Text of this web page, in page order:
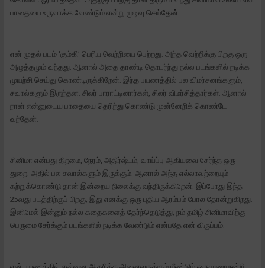
பாதையை உருவாக்க வேண்டும் என்று முடிவு செய்தேன்.
என் முதல் படம் ‘கும்கி’ பெரிய வெற்றியை பெற்றது. அந்த வெற்றிக்கு பிறகு ஒரு
அழுத்தமும் வந்தது. ஆனால் அதை தாண்டி தொடர்ந்து நல்ல படங்களில் நடிக்க
முயற்சி செய்து கொண்டிருக்கிறேன். இந்த பயணத்தில் பல விமர்சனங்களும்,
சவால்களும் இருந்தன. சிலர் பாராட்டினார்கள், சிலர் விமர்சித்தார்கள். ஆனால்
நான் என்னுடைய பாதையை தெரிந்து கொண்டு முன்னேறிக் கொண்டே
வந்தேன்.
சினிமா என்பது திறமை, நேரம், அதிர்ஷ்டம், வாய்ப்பு ஆகியவை சேர்ந்த ஒரு
துறை. அதில் பல சவால்களும் இருக்கும். ஆனால் அந்த எல்லாவற்றையும்
கற்றுக்கொண்டு தான் இன்றைய நிலைக்கு வந்திருக்கிறேன். இப்போது இந்த
25வது படத்திற்குப் பிறகு, இது எனக்கு ஒரு புதிய ஆரம்பம் போல தோன்றுகிறது.
இனிமேல் இன்னும் நல்ல கதைகளைத் தேர்ந்தெடுத்து, நம் தமிழ் சினிமாவிற்கு
பெருமை சேர்க்கும் படங்களில் நடிக்க வேண்டும் என்பதே என் விருப்பம்.